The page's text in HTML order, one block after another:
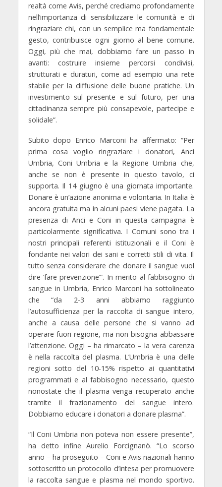
realtà come Avis, perché crediamo profondamente
nell’importanza di sensibilizzare le comunità e di
ringraziare chi, con un semplice ma fondamentale
gesto, contribuisce ogni giorno al bene comune.
Oggi, più che mai, dobbiamo fare un passo in
avanti: costruire insieme percorsi condivisi,
strutturati e duraturi, come ad esempio una rete
stabile per la diffusione delle buone pratiche. Un
investimento sul presente e sul futuro, per una
cittadinanza sempre più consapevole, partecipe e
solidale”.
Subito dopo Enrico Marconi ha affermato: “Per
prima cosa voglio ringraziare i donatori, Anci
Umbria, Coni Umbria e la Regione Umbria che,
anche se non è presente in questo tavolo, ci
supporta. Il 14 giugno è una giornata importante.
Donare è un’azione anonima e volontaria. In Italia è
ancora gratuita ma in alcuni paesi viene pagata. La
presenza di Anci e Coni in questa campagna è
particolarmente significativa. I Comuni sono tra i
nostri principali referenti istituzionali e il Coni è
fondante nei valori dei sani e corretti stili di vita. Il
tutto senza considerare che donare il sangue vuol
dire ‘fare prevenzione’”. In merito al fabbisogno di
sangue in Umbria, Enrico Marconi ha sottolineato
che “da 2-3 anni abbiamo raggiunto
l’autosufficienza per la raccolta di sangue intero,
anche a causa delle persone che si vanno ad
operare fuori regione, ma non bisogna abbassare
l’attenzione. Oggi – ha rimarcato – la vera carenza
è nella raccolta del plasma. L’Umbria è una delle
regioni sotto del 10-15% rispetto ai quantitativi
programmati e al fabbisogno necessario, questo
nonostate che il plasma venga recuperato anche
tramite il frazionamento del sangue intero.
Dobbiamo educare i donatori a donare plasma”.
“Il Coni Umbria non poteva non essere presente”,
ha detto infine Aurelio Forcignanò. “Lo scorso
anno – ha proseguito – Coni e Avis nazionali hanno
sottoscritto un protocollo d’intesa per promuovere
la raccolta sangue e plasma nel mondo sportivo.